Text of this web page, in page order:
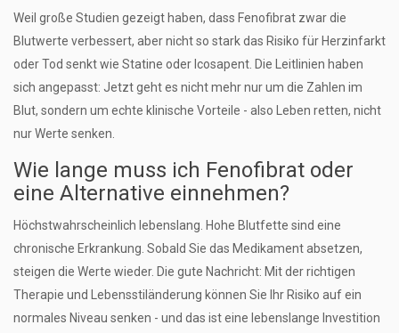
Weil große Studien gezeigt haben, dass Fenofibrat zwar die
Blutwerte verbessert, aber nicht so stark das Risiko für Herzinfarkt
oder Tod senkt wie Statine oder Icosapent. Die Leitlinien haben
sich angepasst: Jetzt geht es nicht mehr nur um die Zahlen im
Blut, sondern um echte klinische Vorteile - also Leben retten, nicht
nur Werte senken.
Wie lange muss ich Fenofibrat oder
eine Alternative einnehmen?
Höchstwahrscheinlich lebenslang. Hohe Blutfette sind eine
chronische Erkrankung. Sobald Sie das Medikament absetzen,
steigen die Werte wieder. Die gute Nachricht: Mit der richtigen
Therapie und Lebensstiländerung können Sie Ihr Risiko auf ein
normales Niveau senken - und das ist eine lebenslange Investition